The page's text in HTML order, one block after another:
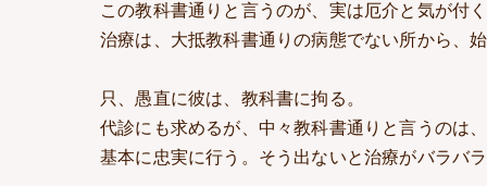
この教科書通りと言うのが、実は厄介と気が付
治療は、大抵教科書通りの病態でない所から、
只、愚直に彼は、教科書に拘る。
代診にも求めるが、中々教科書通りと言うのは
基本に忠実に行う。そう出ないと治療がバラバ